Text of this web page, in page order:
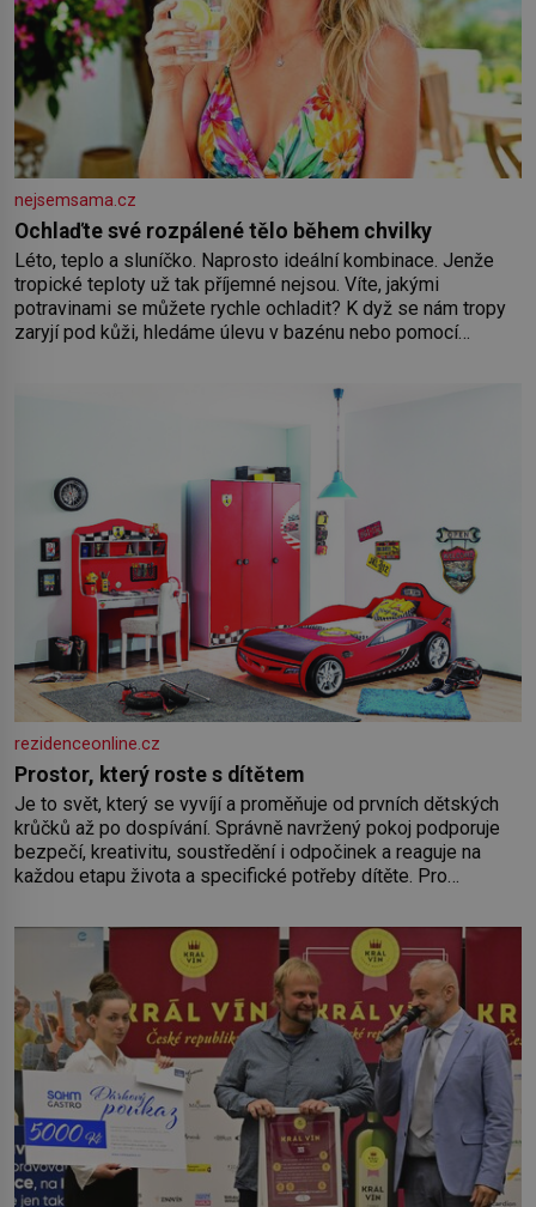
nejsemsama.cz
Ochlaďte své rozpálené tělo během chvilky
Léto, teplo a sluníčko. Naprosto ideální kombinace. Jenže
tropické teploty už tak příjemné nejsou. Víte, jakými
potravinami se můžete rychle ochladit? K dyž se nám tropy
zaryjí pod kůži, hledáme úlevu v bazénu nebo pomocí
rezidenceonline.cz
Prostor, který roste s dítětem
Je to svět, který se vyvíjí a proměňuje od prvních dětských
krůčků až po dospívání. Správně navržený pokoj podporuje
bezpečí, kreativitu, soustředění i odpočinek a reaguje na
každou etapu života a specifické potřeby dítěte. Pro
by pokoj miminka měl působit především klidně a útulně.
Předškolní věk je